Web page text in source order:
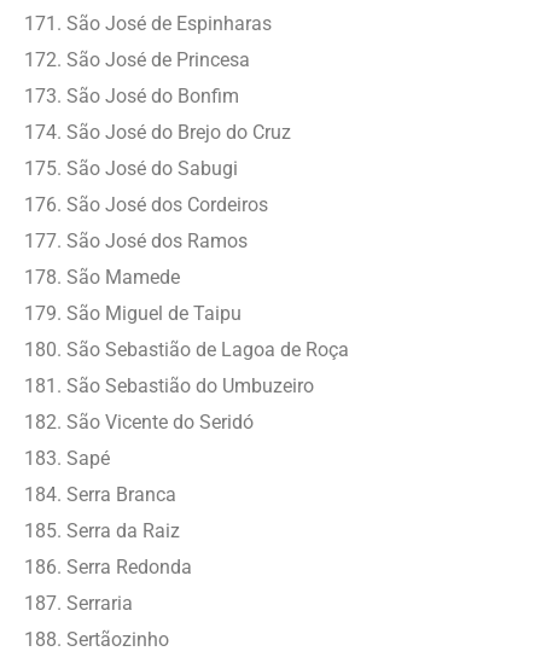
São José de Espinharas
São José de Princesa
São José do Bonfim
São José do Brejo do Cruz
São José do Sabugi
São José dos Cordeiros
São José dos Ramos
São Mamede
São Miguel de Taipu
São Sebastião de Lagoa de Roça
São Sebastião do Umbuzeiro
São Vicente do Seridó
Sapé
Serra Branca
Serra da Raiz
Serra Redonda
Serraria
Sertãozinho